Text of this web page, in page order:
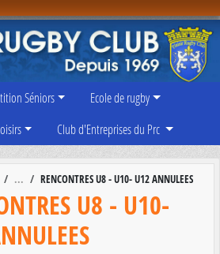
Séniors
Ecole de rugby
Club d'Entreprises du Prc
RENCONTRES U8 - U10- U12 ANNULEES
U8 - U10-